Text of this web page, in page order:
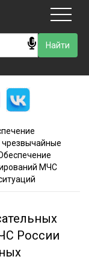
чрезвычайные
МЧС
России